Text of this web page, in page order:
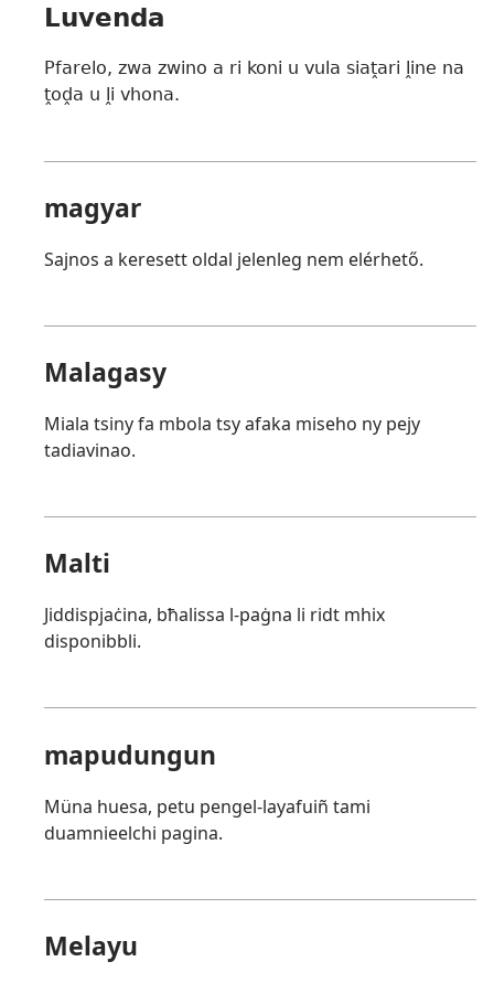
Luvenda
Pfarelo, zwa zwino a ri koni u vula siaṱari ḽine na
ṱoḓa u ḽi vhona.
magyar
Sajnos a keresett oldal jelenleg nem elérhető.
Malagasy
Miala tsiny fa mbola tsy afaka miseho ny pejy
tadiavinao.
Malti
Jiddispjaċina, bħalissa l-paġna li ridt mhix
disponibbli.
mapudungun
Müna huesa, petu pengel-layafuiñ tami
duamnieelchi pagina.
Melayu